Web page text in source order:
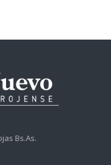
Bs.As.